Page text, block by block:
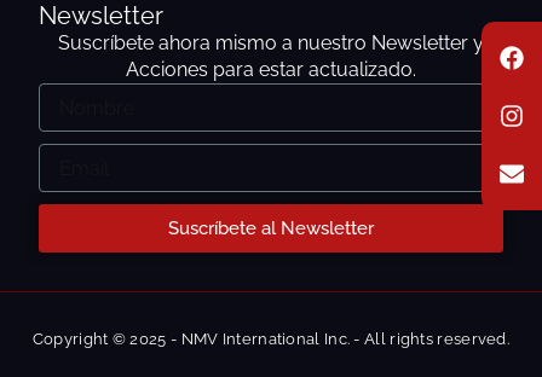
a
e
b
o
n
t
a
r
n
e
l
p
Newsletter
Suscríbete ahora mismo a nuestro Newsletter y
Acciones para estar actualizado.
Nombre
Email
Suscríbete al Newsletter
Copyright © 2025 - NMV International Inc. - All rights reserved.